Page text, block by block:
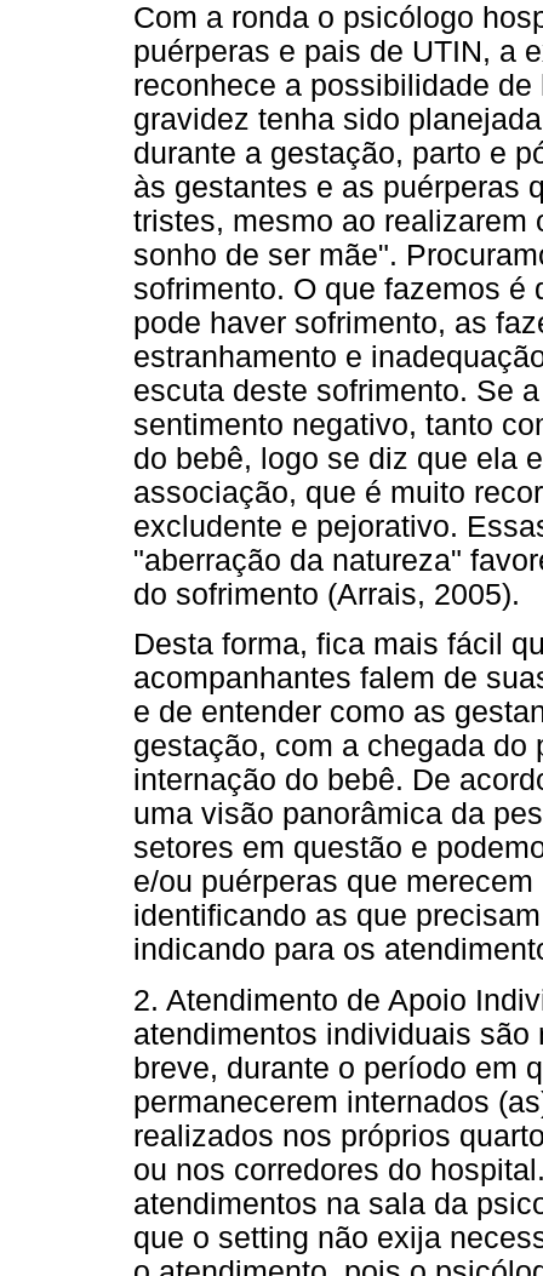
Com a ronda o psicólogo
puérperas e pais de UTIN, a
reconhece a possibilidade
gravidez tenha sido
durante a gestação, parto e
às gestantes e as puérperas
tristes, mesmo ao realizarem
sonho de ser mãe".
sofrimento. O que fazemos
pode haver sofrimento, as
estranhamento e
escuta deste sofrimento. Se
sentimento negativo, tanto
do bebê, logo se diz que ela
associação, que é muito
excludente e pejorativo.
"aberração da natureza"
do sofrimento (Arrais, 2005).
Desta forma, fica mais fácil
acompanhantes falem de
e de entender como as
gestação, com a chegada do
internação do bebê. De
uma visão panorâmica da
setores em questão e
e/ou puérperas que
identificando as que
indicando para os
2. Atendimento de Apoio
atendimentos individuais
breve, durante o período em
permanecerem internados
realizados nos próprios
ou nos corredores do
atendimentos na sala da
que o setting não exija